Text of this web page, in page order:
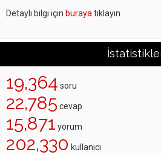
Detaylı bilgi için buraya tıklayın.
19,364 soru
22,785 cevap
15,871 yorum
202,330 kullanıcı